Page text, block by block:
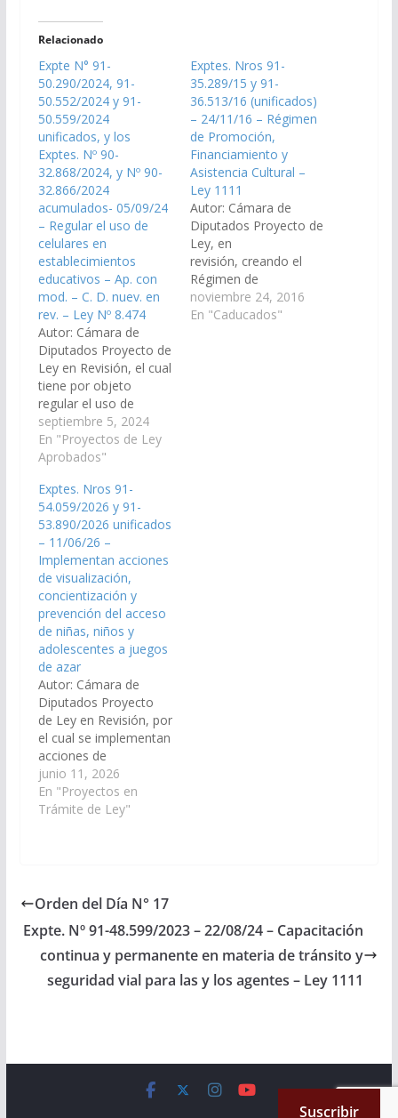
Relacionado
Expte N° 91-
50.290/2024, 91-
50.552/2024 y 91-
50.559/2024
unificados, y los
Exptes. Nº 90-
32.868/2024, y Nº 90-
32.866/2024
acumulados- 05/09/24
– Regular el uso de
celulares en
establecimientos
educativos – Ap. con
mod. – C. D. nuev. en
rev. – Ley Nº 8.474
Autor: Cámara de
Diputados Proyecto de
Ley en Revisión, el cual
tiene por objeto
regular el uso de
celulares en
establecimientos
educativos de la
(Expte N° 91-
50.290/2024, 91-
50.552/2024 y 91-
50.559/2024 unificados
y los Exptes. Nº 90-
32.868/2024, y Nº 90-
32.866/2024
acumulados, a la
Comisión de
Educación, Cultura,
Ciencia…
septiembre 5, 2024
En "Proyectos de Ley
Aprobados"
Exptes. Nros 91-
35.289/15 y 91-
36.513/16 (unificados)
– 24/11/16 – Régimen
de Promoción,
Financiamiento y
Asistencia Cultural –
Ley 1111
Autor: Cámara de
Diputados Proyecto de
Ley, en
revisión, creando el
Régimen de
Promoción,
Financiamiento y
noviembre 24, 2016
En "Caducados"
Exptes. Nros 91-
54.059/2026 y 91-
53.890/2026 unificados
– 11/06/26 –
Implementan acciones
de visualización,
concientización y
prevención del acceso
de niñas, niños y
adolescentes a juegos
de azar
Autor: Cámara de
Diputados Proyecto
de Ley en Revisión, por
el cual se implementan
acciones de
visualización,
concientización y
prevención del acceso
54.059/2026 y 91-
unificados, a la
Comisión de
Legislación General,
del Trabajo y Régimen
junio 11, 2026
En "Proyectos en
Trámite de Ley"
Orden del Día N° 17
Expte. Nº 91-48.599/2023 – 22/08/24 – Capacitación
continua y permanente en materia de tránsito y
seguridad vial para las y los agentes – Ley 1111
. All rights reserved.
Suscribir